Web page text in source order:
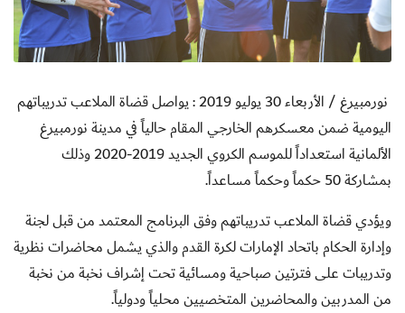
نورمبيرغ / الأربعاء 30 يوليو 2019 : يواصل قضاة الملاعب تدريباتهم
اليومية ضمن معسكرهم الخارجي المقام حالياً في مدينة نورمبيرغ
الألمانية استعداداً للموسم الكروي الجديد 2019-2020 وذلك
بمشاركة 50 حكماً وحكماً مساعداً
.
ويؤدي قضاة الملاعب تدريباتهم وفق البرنامج المعتمد من قبل لجنة
وإدارة الحكام باتحاد الإمارات لكرة القدم والذي يشمل محاضرات نظرية
وتدريبات على فترتين صباحية ومسائية تحت إشراف نخبة من نخبة
من المدربين والمحاضرين المتخصيين محلياً ودولياً.